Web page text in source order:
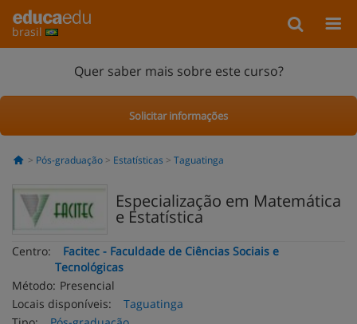
brasil
Quer saber mais sobre este curso?
Solicitar informações
Pós-graduação Estatísticas Taguatinga
Especialização em Matemática
e Estatística
Centro:
Facitec - Faculdade de Ciências Sociais e
Tecnológicas
Método: Presencial
Locais disponíveis:
Taguatinga